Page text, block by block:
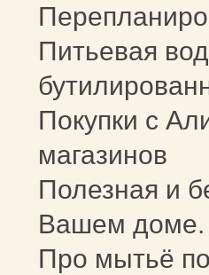
Питьевая
Покупки с
магазинов
Полезная и
Вашем доме.
Про мытьё